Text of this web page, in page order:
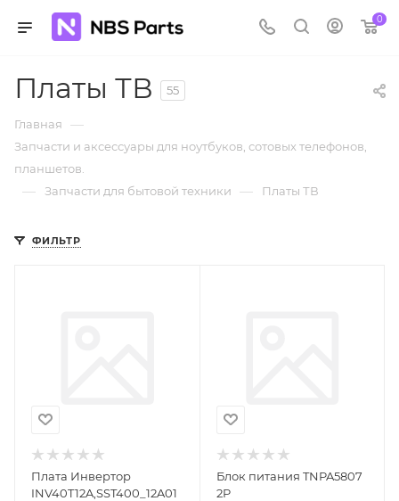
0
Платы ТВ 55
Главная —
Запчасти и аксессуары для ноутбуков, сотовых телефонов,
планшетов.
— Запчасти для бытовой техники — Платы ТВ
ФИЛЬТР
Плата Инвертор
INV40T12A,SST400_12A01
Блок питания TNPA5807
2P